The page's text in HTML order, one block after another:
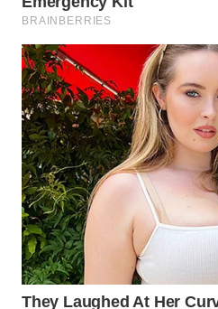
WAHANA
KONSUMEN
WAHANA
LISTRIK
WAHANA
TRAVEL
WAHANA
TV
WAHANANEWS
ID